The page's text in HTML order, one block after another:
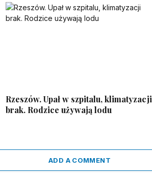
Rzeszów. Upał w szpitalu, klimatyzacji
brak. Rodzice używają lodu
ADD A COMMENT